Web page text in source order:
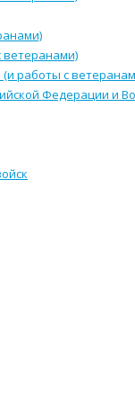
ветеранами)
работы с
Федерации и